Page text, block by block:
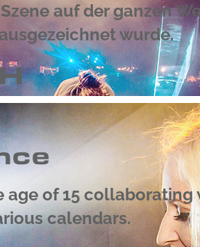
auf der ganzen
wurde.
of 15
calendars.